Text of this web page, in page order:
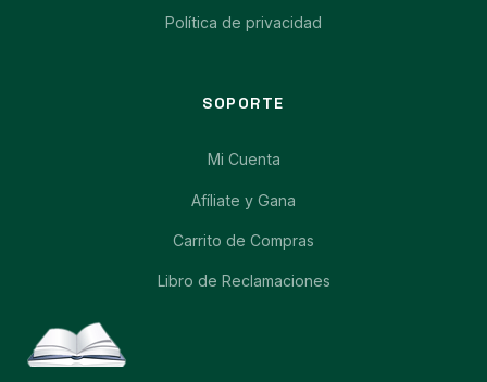
Política de privacidad
SOPORTE
Mi Cuenta
Afíliate y Gana
Carrito de Compras
Libro de Reclamaciones